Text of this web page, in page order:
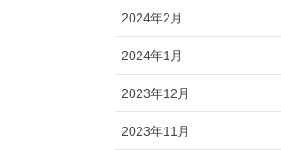
2024年2月
2024年1月
2023年12月
2023年11月